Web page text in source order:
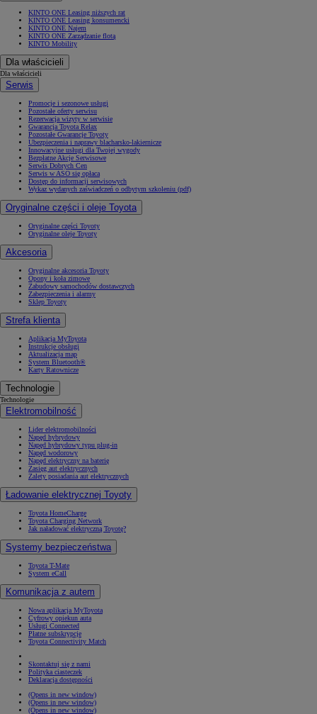
KINTO ONE Leasing niższych rat
KINTO ONE Leasing konsumencki
KINTO ONE Najem
KINTO ONE Zarządzanie flotą
KINTO Mobility
Dla właścicieli
Dla właścicieli
Serwis
Promocje i sezonowe usługi
Pozostałe oferty serwisu
Rezerwacja wizyty w serwisie
Gwarancja Toyota Relax
Pozostałe Gwarancje Toyoty
Ubezpieczenia i naprawy blacharsko-lakiernicze
Innowacyjne usługi dla Twojej wygody
Bezpłatne Akcje Serwisowe
Serwis Dobrych Cen
Serwis w ASO się opłaca
Dostęp do informacji serwisowych
Wykaz wydanych zaświadczeń o odbytym szkoleniu (pdf)
Oryginalne części i oleje Toyota
Oryginalne części Toyoty
Oryginalne oleje Toyoty
Akcesoria
Oryginalne akcesoria Toyoty
Opony i koła zimowe
Zabudowy samochodów dostawczych
Zabezpieczenia i alarmy
Sklep Toyoty
Strefa klienta
Aplikacja MyToyota
Instrukcje obsługi
Aktualizacja map
System Bluetooth®
Karty Ratownicze
Technologie
Technologie
Elektromobilność
Lider elektromobilności
Napęd hybrydowy
Napęd hybrydowy typu plug-in
Napęd wodorowy
Napęd elektryczny na baterię
Zasięg aut elektrycznych
Zalety posiadania aut elektrycznych
Ładowanie elektrycznej Toyoty
Toyota HomeCharge
Toyota Charging Network
Jak naładować elektryczną Toyotę?
Systemy bezpieczeństwa
Toyota T-Mate
System eCall
Komunikacja z autem
Nowa aplikacja MyToyota
Cyfrowy opiekun auta
Usługi Connected
Płatne subskrypcje
Toyota Connectivity Match
Skontaktuj się z nami
Polityka ciasteczek
Deklaracja dostępności
(Opens in new window)
(Opens in new window)
(Opens in new window)